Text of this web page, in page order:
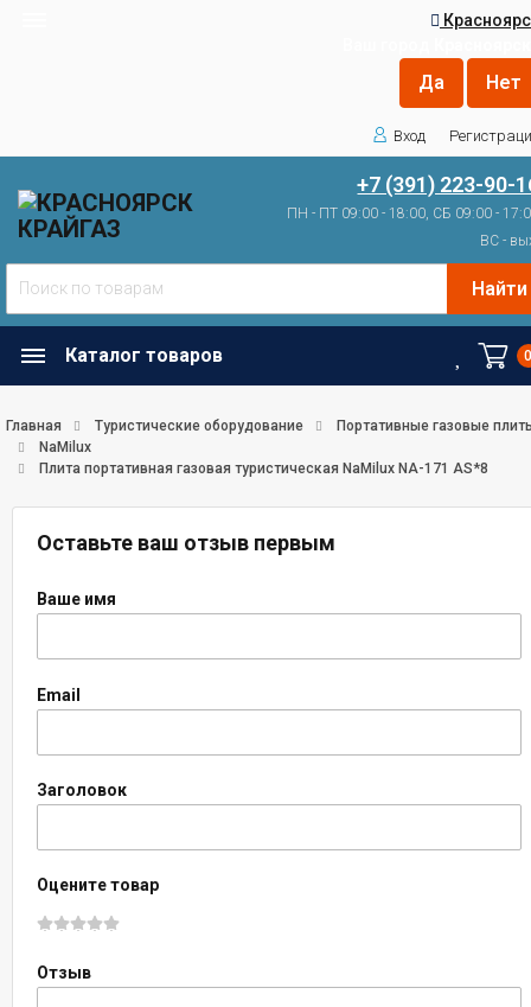
Вход
+7 (391) 223-90-
ПН - ПТ 09:00 - 18:00, СБ 09:00 -
ВС -
Найти
Каталог товаров
Главная Туристические оборудование
Портативные газовые
NaMilux
Плита портативная газовая туристическая NaMilux NA-171 АS*8
Оставьте ваш отзыв первым
Ваше имя
Email
Заголовок
Оцените товар
Отзыв